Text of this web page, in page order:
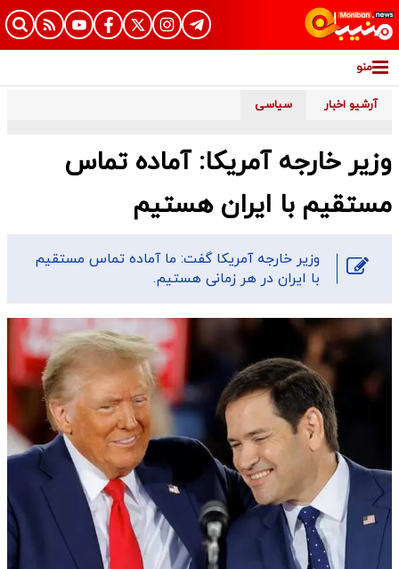
منو
آرشیو اخبار سیاسی
وزیر خارجه آمریکا: آماده تماس
مستقیم با ایران هستیم
وزیر خارجه آمریکا گفت: ما آماده تماس مستقیم
با ایران در هر زمانی هستیم.